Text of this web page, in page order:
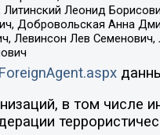
Леонид
Добровольская Анна
Левинсон Лев
в том числе